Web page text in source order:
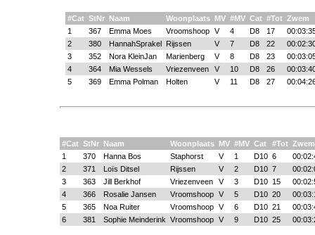
#Cat StNr Naam Woonplaats MV #MV Cat #Tot Zwem
1
367 Emma Moes Vroomshoop V 4 D8 17
2
380 HannahSprakel Rijssen V 7 D8 22
3
352 Nora KleinJan Marienberg V 8 D8 23
4
364 Mia Wessels Vriezenveen V 10 D8 26
5
369 Emma Polman Holten V 11 D8 27
#Cat StNr Naam Woonplaats MV #MV Cat #Tot Zwem
1
370 Hanna Bos Staphorst V 1 D10 6
2
371 Loïs Ditsel Rijssen V 2 D10 7
3
363 Jill Berkhof Vriezenveen V 3 D10 15
4
366 Rosalie Jansen Vroomshoop V 5 D10 20
5
365 Noa Ruiter Vroomshoop V 6 D10 21
6
381 Sophie Meinderink Vroomshoop V 9 D10 25